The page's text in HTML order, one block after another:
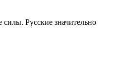
Русские значительно